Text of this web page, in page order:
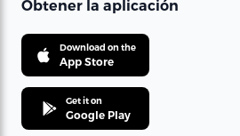
Obtener la aplicación
Download on the
App Store
Get it on
Google Play